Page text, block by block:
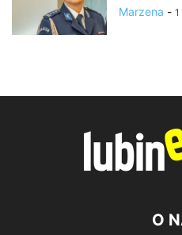
Marzena -
O